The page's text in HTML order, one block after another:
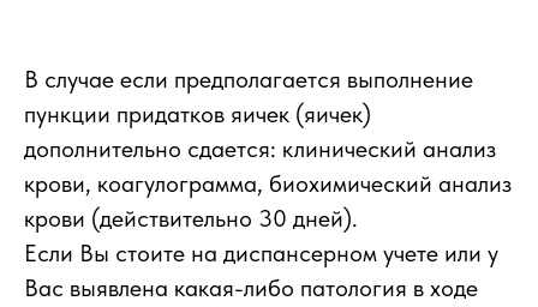
В случае если предполагается выполнение
пункции придатков яичек (яичек)
дополнительно сдается: клинический анализ
крови, коагулограмма, биохимический анализ
крови (действительно 30 дней).
Если Вы стоите на диспансерном учете или у
Вас выявлена какая-либо патология в ходе